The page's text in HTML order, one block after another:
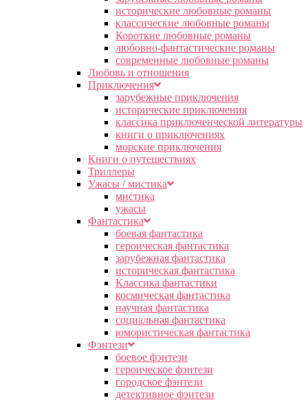
исторические любовные романы
классические любовные романы
Короткие любовные романы
любовно-фантастические романы
современные любовные романы
Любовь и отношения
Приключения
зарубежные приключения
исторические приключения
классика приключенческой литературы
книги о приключениях
морские приключения
Книги о путешествиях
Триллеры
Ужасы / мистика
мистика
ужасы
Фантастика
боевая фантастика
героическая фантастика
зарубежная фантастика
историческая фантастика
Классика фантастики
космическая фантастика
научная фантастика
социальная фантастика
юмористическая фантастика
Фэнтези
боевое фэнтези
героическое фэнтези
городское фэнтези
детективное фэнтези